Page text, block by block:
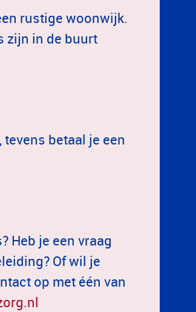
rustige woonwijk.
zijn in de buurt
betaal je een
Heb je een vraag
Of wil je
op met één van